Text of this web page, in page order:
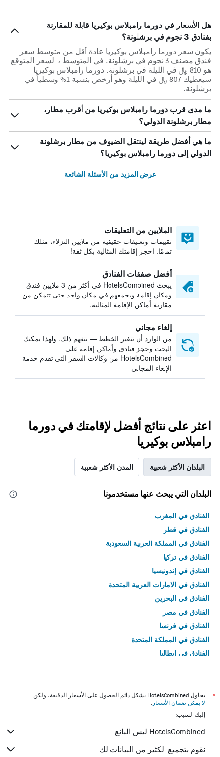
هل الأسعار في دورما رامبلاس بوكيريا قابلة للمقارنة
بفنادق 3 نجوم في برشلونة؟
يكون سعر دورما رامبلاس بوكيريا عادة أقل من متوسط ​​سعر
فندق مصنف 3 نجوم في برشلونة. في المتوسط ، السعر المتوقع
هو 810 ﷼ في الليلة في برشلونة. دورما رامبلاس بوكيريا
سيعطيك 807 ﷼ في الليلة وهو أرخص بنسبة 1% وسطياً في
برشلونة.
ما مدى قرب دورما رامبلاس بوكيريا من أقرب مطار،
مطار برشلونة الدولي؟
ما هي أفضل طريقة لينتقل الضيوف من مطار برشلونة
الدولي إلى دورما رامبلاس بوكيريا؟
عرض المزيد من الأسئلة الشائعة
الملايين من التعليقات
تقييمات وتعليقات حقيقية من ملايين النزلاء، مثلك
تمامًا. احجز إقامتك المثالية بكل ثقة!
أفضل صفقات الفنادق
يبحث HotelsCombined في أكثر من 3 ملايين فندق
ومكان إقامة ويجمعهم في مكان واحد حتى تتمكن من
مقارنة أماكن الإقامة المثالية.
إلغاء مجاني
من الوارد أن تتغير الخطط — نتفهم ذلك. ولهذا يمكنك
البحث وحجز فنادق وأماكن إقامة على
HotelsCombined من وكالات السفر التي تقدم خدمة
الإلغاء المجاني
اعثر على نتائج أفضل لإقامتك في دورما
رامبلاس بوكيريا
البلدان الأكثر شعبية المدن الأكثر شعبية
البلدان التي يبحث عنها مستخدمونا
الفنادق في المغرب
الفنادق في قطر
الفنادق في المملكة العربية السعودية
الفنادق في تركيا
الفنادق في إندونيسيا
الفنادق في الامارات العربية المتحدة
الفنادق في البحرين
الفنادق في مصر
الفنادق في فرنسا
الفنادق في المملكة المتحدة
الفنادق في إيطاليا
*
يحاول HotelsCombined بشكل دائم الحصول على الأسعار الدقيقة، ولكن
لا يمكن ضمان الأسعار .
إليك السبب:
HotelsCombined ليس البائع
نقوم بتجميع الكثير من البيانات لك